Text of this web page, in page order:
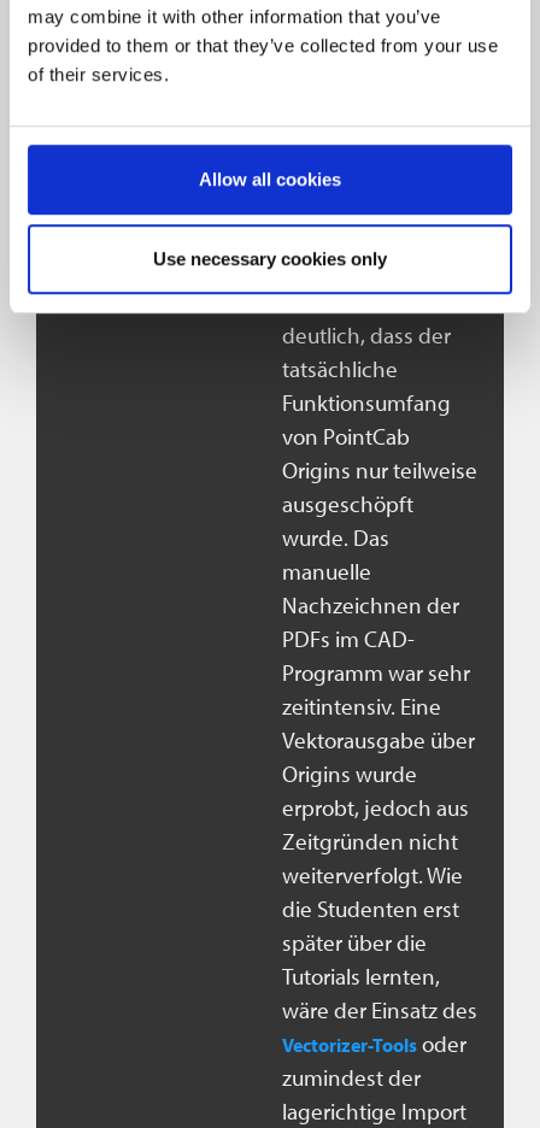
may combine it with other information that you’ve
provided to them or that they’ve collected from your use
of their services.
Allow all cookies
Use necessary cookies only
vollständige
Geometrie
Vorteil gegenüber
klassischen
Methoden.
Leider wurde erst im
Nachhinein
deutlich, dass der
tatsächliche
Funktionsumfang
von PointCab
Origins nur teilweise
ausgeschöpft
wurde. Das
manuelle
Nachzeichnen der
PDFs im CAD-
Programm war sehr
zeitintensiv. Eine
Vektorausgabe über
Origins wurde
erprobt, jedoch aus
Zeitgründen nicht
weiterverfolgt. Wie
die Studenten erst
später über die
Tutorials lernten,
wäre der Einsatz des
Vectorizer-Tools oder
zumindest der
lagerichtige Import